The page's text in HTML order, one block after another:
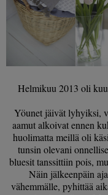
Helmikuu 2013 oli
Yöunet jäivät lyhyiksi,
aamut alkoivat ennen
huolimatta meillä oli
tunsin olevani
bluesit tanssittiin pois,
Näin jälkeenpäin
vähemmälle, pyhittää